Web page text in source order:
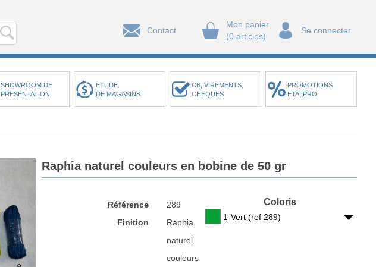
Contact
Mon panier
(0 articles)
Se connecter
SHOWROOM DE
PRESENTATION
ETUDE
DE MAGASINS
CB, VIREMENTS,
CHEQUES
PROMOTIONS
ETALPRO
Raphia naturel couleurs en bobine de 50 gr
Référence
289
Finition
Raphia
naturel
couleurs
Coloris
1-Vert (ref 289)